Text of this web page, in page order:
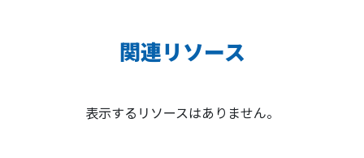
関連リソース
表示するリソースはありません。